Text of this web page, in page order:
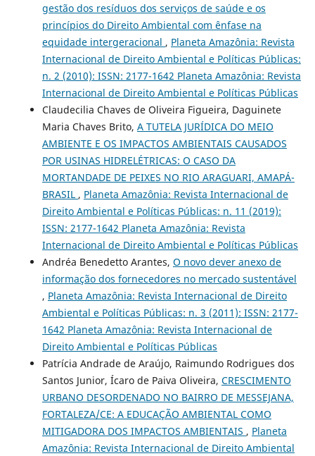
gestão dos resíduos dos serviços de saúde e os
princípios do Direito Ambiental com ênfase na
equidade intergeracional , Planeta Amazônia: Revista
Internacional de Direito Ambiental e Políticas Públicas:
n. 2 (2010): ISSN: 2177-1642 Planeta Amazônia: Revista
Internacional de Direito Ambiental e Políticas Públicas
Claudecilia Chaves de Oliveira Figueira, Daguinete
Maria Chaves Brito, A TUTELA JURÍDICA DO MEIO
AMBIENTE E OS IMPACTOS AMBIENTAIS CAUSADOS
POR USINAS HIDRELÉTRICAS: O CASO DA
MORTANDADE DE PEIXES NO RIO ARAGUARI, AMAPÁ-
BRASIL , Planeta Amazônia: Revista Internacional de
Direito Ambiental e Políticas Públicas: n. 11 (2019):
ISSN: 2177-1642 Planeta Amazônia: Revista
Internacional de Direito Ambiental e Políticas Públicas
Andréa Benedetto Arantes, O novo dever anexo de
informação dos fornecedores no mercado sustentável
, Planeta Amazônia: Revista Internacional de Direito
Ambiental e Políticas Públicas: n. 3 (2011): ISSN: 2177-
1642 Planeta Amazônia: Revista Internacional de
Direito Ambiental e Políticas Públicas
Patrícia Andrade de Araújo, Raimundo Rodrigues dos
Santos Junior, Ícaro de Paiva Oliveira, CRESCIMENTO
URBANO DESORDENADO NO BAIRRO DE MESSEJANA,
FORTALEZA/CE: A EDUCAÇÃO AMBIENTAL COMO
MITIGADORA DOS IMPACTOS AMBIENTAIS , Planeta
Amazônia: Revista Internacional de Direito Ambiental